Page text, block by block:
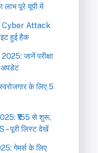
लाभ पूरे यूपी में
Cyber Attack
हुई हैक
जानें परीक्षा
अपडेट
के लिए 5
₹155 से शुरू,
– पूरी लिस्ट देखें
गेमर्स के लिए